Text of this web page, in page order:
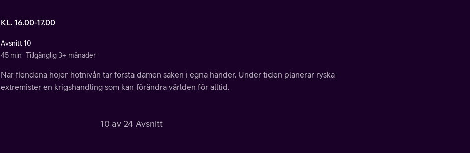
KL. 16.00-17.00
Avsnitt 10
45 min Tillgänglig 3+ månader
När fiendena höjer hotnivån tar första damen saken i egna händer. Under tiden planerar ryska
extremister en krigshandling som kan förändra världen för alltid.
10 av 24 Avsnitt